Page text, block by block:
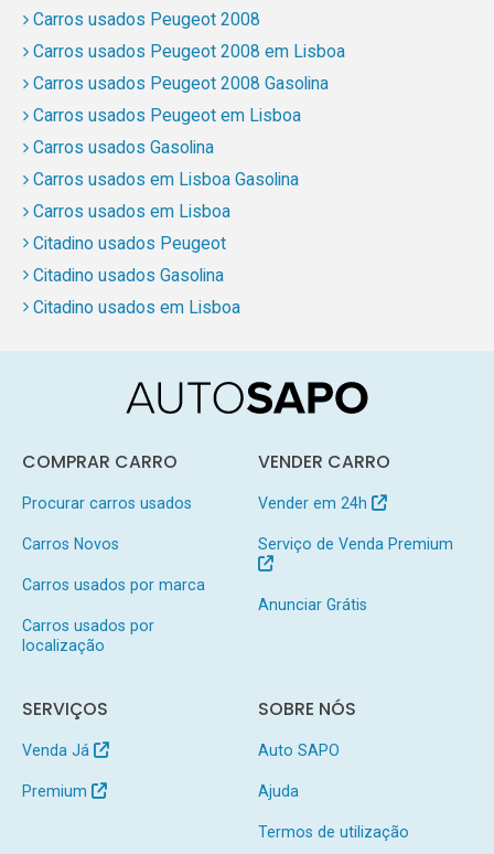
Carros usados Peugeot 2008
Carros usados Peugeot 2008 em Lisboa
Carros usados Peugeot 2008 Gasolina
Carros usados Peugeot em Lisboa
Carros usados Gasolina
Carros usados em Lisboa Gasolina
Carros usados em Lisboa
Citadino usados Peugeot
Citadino usados Gasolina
Citadino usados em Lisboa
COMPRAR CARRO
Procurar carros usados
Carros Novos
Carros usados por marca
Carros usados por
localização
VENDER CARRO
Vender em 24h
Serviço de Venda Premium
Anunciar Grátis
SERVIÇOS
Venda Já
Premium
SOBRE NÓS
Auto SAPO
Ajuda
Termos de utilização